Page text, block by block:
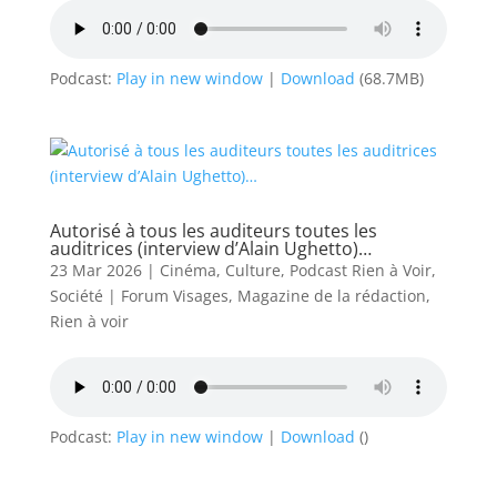
Podcast: Play in new window| Download (68.7MB)
Autorisé à tous les auditeurs toutes les
auditrices (interview d’Alain Ughetto)…
23 Mar 2026| Cinéma, Culture, Podcast Rien à Voir,
Société | Forum Visages, Magazine de la rédaction,
Rien à voir
Podcast: Play in new window| Download ()